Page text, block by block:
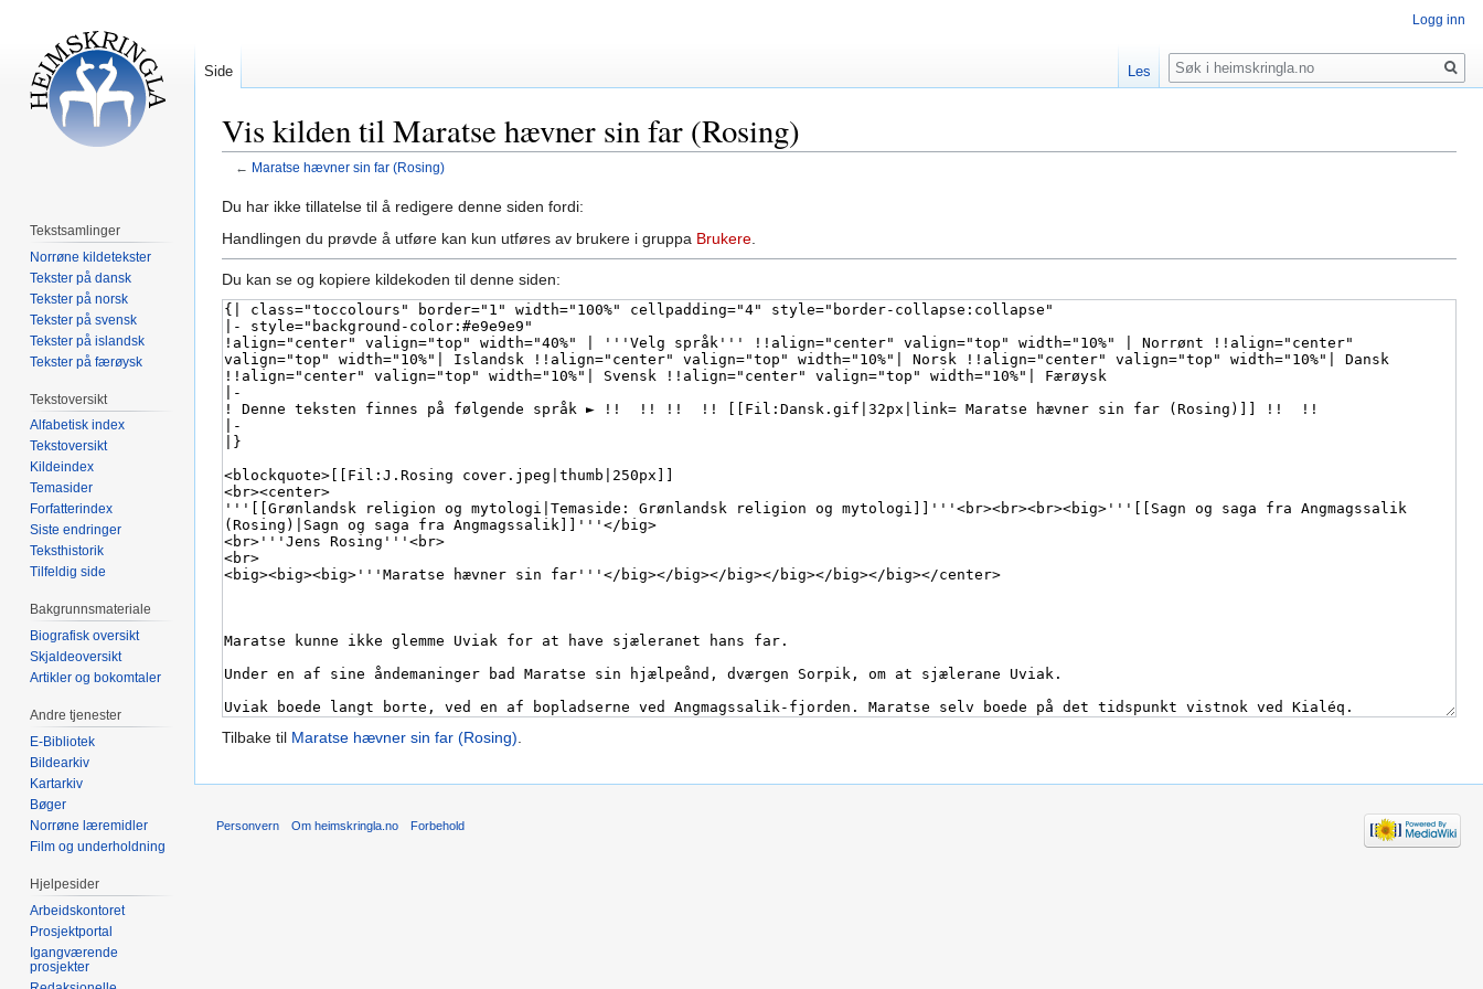
Vis kilden til Maratse hævner sin far (Rosing)
← Maratse hævner sin far (Rosing)
Hopp
til
Hopp
til
Du har ikke tillatelse til å redigere denne siden fordi:
Handlingen du prøvde å utføre kan kun utføres av brukere i gruppa Brukere
Du kan se og kopiere kildekoden til denne siden:
Tilbake til Maratse hævner sin far (Rosing).
Logg inn
Side Les
Søk
Tekstsamlinger
Norrøne kildetekster
Tekster på dansk
Tekster på norsk
Tekster på svensk
Tekster på islandsk
Tekster på færøysk
Tekstoversikt
Alfabetisk index
Tekstoversikt
Kildeindex
Temasider
Forfatterindex
Siste endringer
Teksthistorik
Tilfeldig side
Bakgrunnsmateriale
Biografisk oversikt
Skjaldeoversikt
Artikler og bokomtaler
Andre tjenester
E-Bibliotek
Bildearkiv
Kartarkiv
Bøger
Norrøne læremidler
Film og underholdning
Hjelpesider
Arbeidskontoret
Prosjektportal
Igangværende
prosjekter
Personvern Om heimskringla.no Forbehold